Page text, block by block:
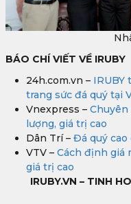
BÁO CHÍ VIẾT VỀ IRUBY
24h.com.vn – IRUBY
trang sức đá quý tại
Vnexpress –
lượng, giá trị cao
Dân Trí – Đá quý cao
VTV – Cách định giá
giá trị cao
IRUBY.VN – TINH